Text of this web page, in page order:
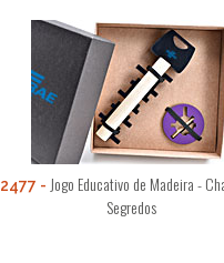
2477
Jogo Educativo de Madeira -
Segredos